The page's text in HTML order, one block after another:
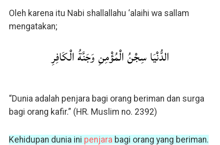
Oleh karena itu Nabi shallallahu ‘alaihi wa sallam
mengatakan;
الدُّنْيَا سِجْنُ الْمُؤْمِنِ وَجَنَّةُ الْكَافِرِ
“Dunia adalah penjara bagi orang beriman dan surga
bagi orang kafir.” (HR. Muslim no. 2392)
Kehidupan dunia ini penjara bagi orang yang beriman.